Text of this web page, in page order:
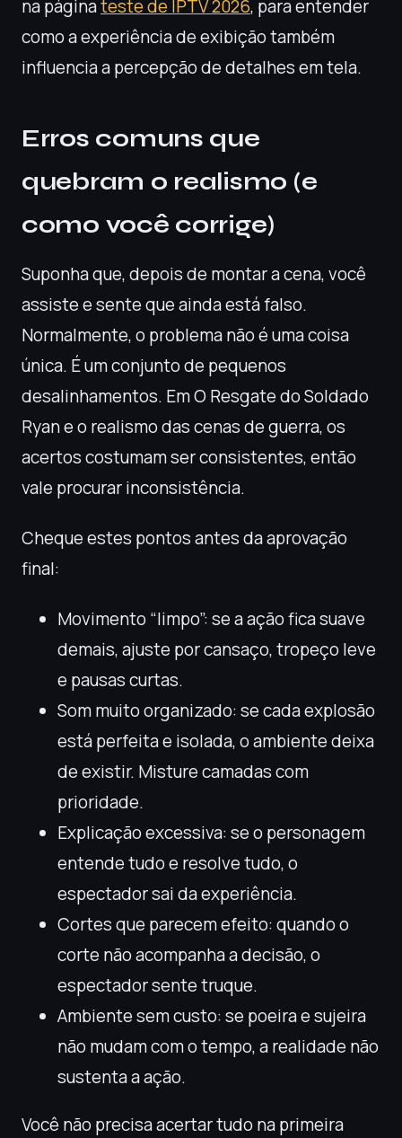
na páginateste de IPTV 2026, para entender
como a experiência de exibição também
influencia a percepção de detalhes em tela.
Erros comuns que
quebram o realismo (e
como você corrige)
Suponha que, depois de montar a cena, você
assiste e sente que ainda está falso.
Normalmente, o problema não é uma coisa
única. É um conjunto de pequenos
desalinhamentos. Em O Resgate do Soldado
Ryan e o realismo das cenas de guerra, os
acertos costumam ser consistentes, então
vale procurar inconsistência.
Cheque estes pontos antes da aprovação
final:
Movimento “limpo”: se a ação fica suave
demais, ajuste por cansaço, tropeço leve
e pausas curtas.
Som muito organizado: se cada explosão
está perfeita e isolada, o ambiente deixa
de existir. Misture camadas com
prioridade.
Explicação excessiva: se o personagem
entende tudo e resolve tudo, o
espectador sai da experiência.
Cortes que parecem efeito: quando o
corte não acompanha a decisão, o
espectador sente truque.
Ambiente sem custo: se poeira e sujeira
não mudam com o tempo, a realidade não
sustenta a ação.
Você não precisa acertar tudo na primeira